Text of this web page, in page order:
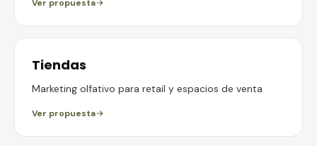
Ver propuesta
Tiendas
Marketing olfativo para retail y espacios de venta
Ver propuesta